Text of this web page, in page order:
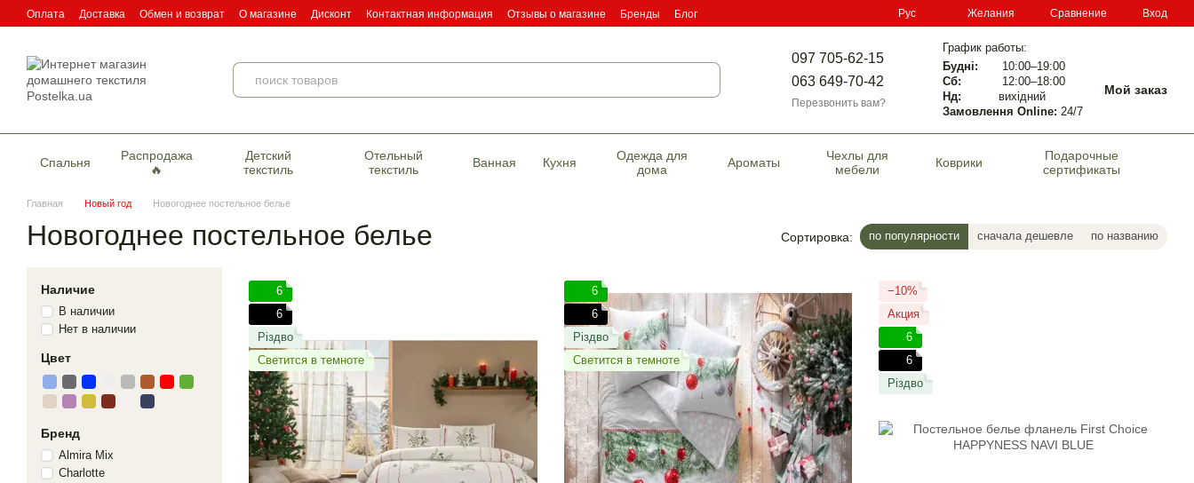
Перейти к основному контенту
Оплата Доставка Обмен и возврат О магазине Дисконт Контактная информация Отзывы о магазине Бренды
Блог
Рус Желания Сравнение Вход
097 705-62-15
063 649-70-42
Перезвонить вам?
График работы:
Будні:
10:00–19:00
Сб:
12:00–18:00
Нд:
вихідний
Замовлення Online: 24/7
Мой заказ
Спальня
Распродажа
🔥
Детский
текстиль
Отельный
текстиль
Ванная Кухня
Одежда для
дома
Ароматы
Чехлы для
мебели
Коврики
Подарочные
сертификаты
Главная Новый год Новогоднее постельное белье
Новогоднее постельное белье Сортировка: по популярности сначала дешевле по названию
6
6
Різдво
Светится в темноте
6
6
Різдво
Светится в темноте
−10%
Акция
6
6
Різдво
Наличие
В наличии
Нет в наличии
Цвет
Бренд
Almira Mix
Charlotte